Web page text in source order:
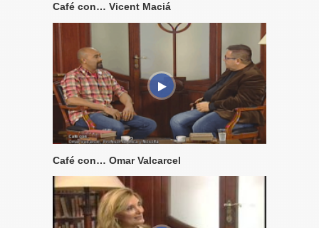
Café con… Vicent Maciá
Café con… Omar Valcarcel